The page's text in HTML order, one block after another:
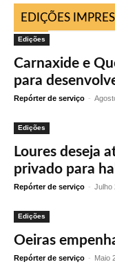
EDIÇÕES
Edições
Carnaxide e
para
Repórter de serviço -
Edições
Loures deseja
privado para
Repórter de serviço - Julho
Edições
Oeiras
Repórter de serviço - Maio